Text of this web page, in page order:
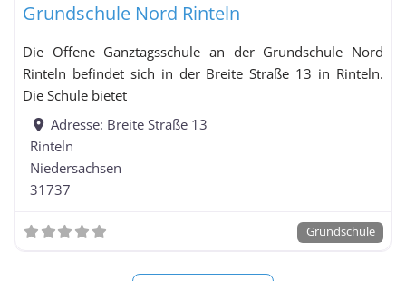
Grundschule Nord Rinteln
Die Offene Ganztagsschule an der Grundschule Nord
Rinteln befindet sich in der Breite Straße 13 in Rinteln.
Die Schule bietet
Adresse: Breite Straße 13
Rinteln
Niedersachsen
31737
Grundschule